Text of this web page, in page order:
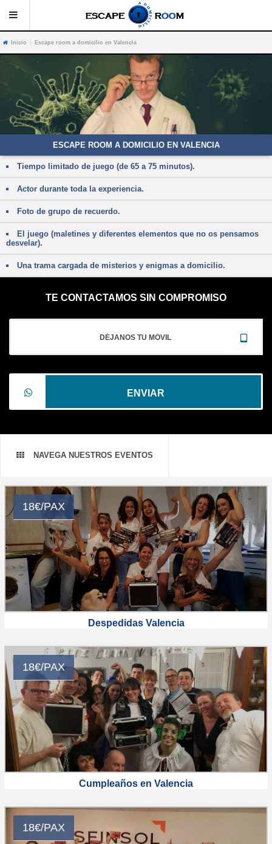
VER PRODUCTOS
JUEGOS
AVERIGUA MÁS
RESERVA/CONTACTO
Inicio | Escape room a domicilio en Valencia
ESCAPE ROOM A DOMICILIO EN VALENCIA
Tiempo limitado de juego (de 65 a 75 minutos).
Actor durante toda la experiencia.
Foto de grupo de recuerdo.
El juego (maletines y diferentes elementos que no os pensamos
desvelar).
Una trama cargada de misterios y enigmas a domicilio.
TE CONTACTAMOS SIN COMPROMISO
ENVIAR
NAVEGA NUESTROS EVENTOS
18€/PAX
Despedidas Valencia
18€/PAX
Cumpleaños en Valencia
18€/PAX